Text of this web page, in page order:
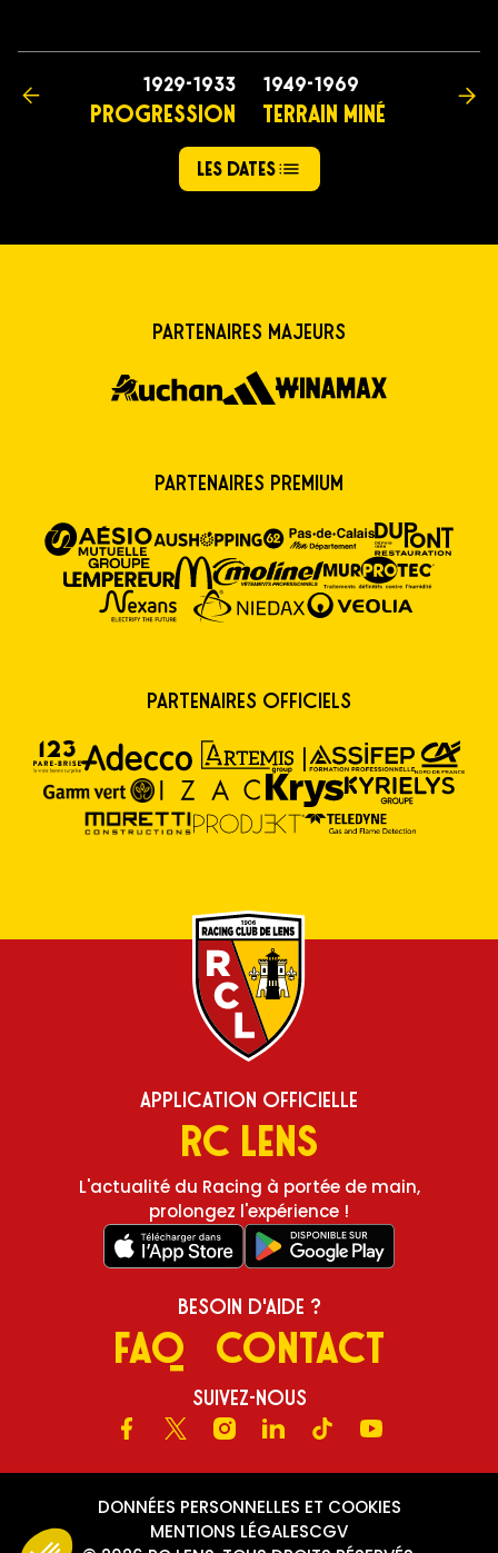
1929-1933
PROGRESSION
1949-1969
TERRAIN MINÉ
Les dates
Partenaires majeurs
Partenaires premium
Partenaires Officiels
Application Officielle
RC Lens
L'actualité du Racing à portée de main,
prolongez l'expérience !
Besoin d'aide ?
FAQ Contact
Suivez-nous
Facebook
X InstagramLinkedInTikTokYoutube
DONNÉES PERSONNELLES ET COOKIES
MENTIONS LÉGALESCGV